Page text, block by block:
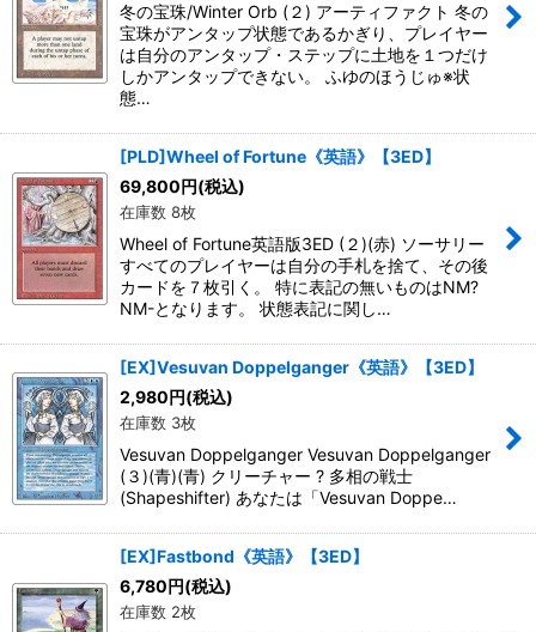
冬の宝珠/Winter Orb (２) アーティファクト 冬の
宝珠がアンタップ状態であるかぎり、プレイヤー
は自分のアンタップ・ステップに土地を１つだけ
しかアンタップできない。 ふゆのほうじゅ※状
態…
[PLD]Wheel of Fortune《英語》【3ED】
69,800円(税込)
在庫数 8枚
Wheel of Fortune英語版3ED (２)(赤) ソーサリー
すべてのプレイヤーは自分の手札を捨て、その後
カードを７枚引く。 特に表記の無いものはNM?
NM-となります。 状態表記に関し…
[EX]Vesuvan Doppelganger《英語》【3ED】
2,980円(税込)
在庫数 3枚
Vesuvan Doppelganger Vesuvan Doppelganger
(３)(青)(青) クリーチャー ? 多相の戦士
(Shapeshifter) あなたは「Vesuvan Doppe…
[EX]Fastbond《英語》【3ED】
6,780円(税込)
在庫数 2枚